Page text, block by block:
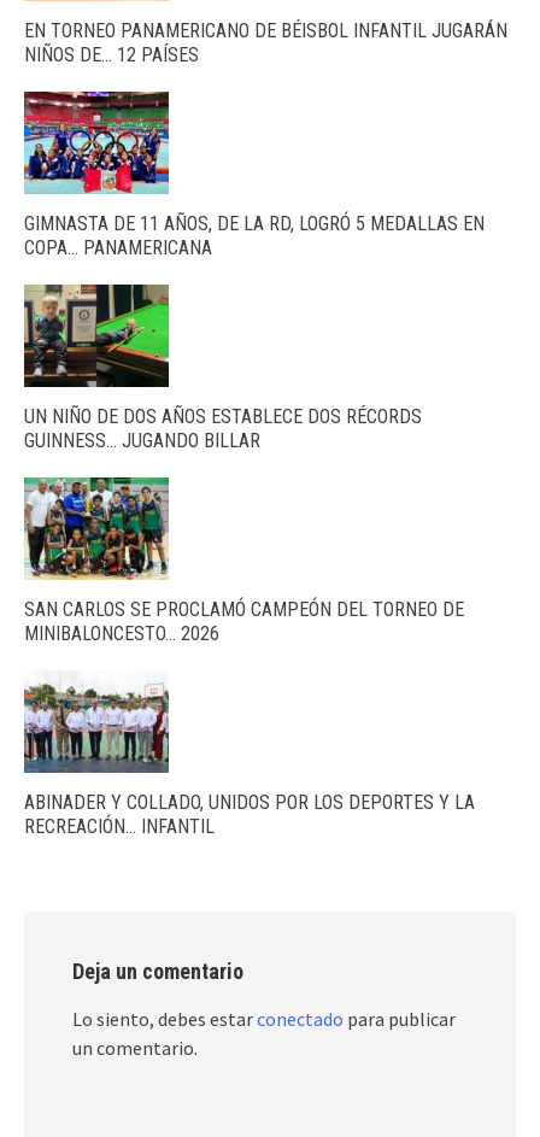
EN TORNEO PANAMERICANO DE BÉISBOL INFANTIL JUGARÁN
NIÑOS DE… 12 PAÍSES
GIMNASTA DE 11 AÑOS, DE LA RD, LOGRÓ 5 MEDALLAS EN
COPA… PANAMERICANA
UN NIÑO DE DOS AÑOS ESTABLECE DOS RÉCORDS
GUINNESS… JUGANDO BILLAR
SAN CARLOS SE PROCLAMÓ CAMPEÓN DEL TORNEO DE
MINIBALONCESTO… 2026
ABINADER Y COLLADO, UNIDOS POR LOS DEPORTES Y LA
RECREACIÓN… INFANTIL
Deja un comentario
Lo siento, debes estarconectado para publicar
un comentario.